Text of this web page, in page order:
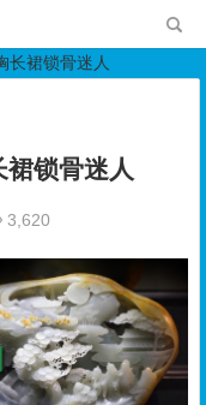
长裙锁骨迷人
锁骨迷人
3,620